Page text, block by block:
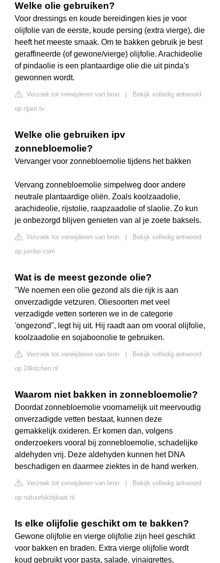
Welke olie gebruiken?
Voor dressings en koude bereidingen kies je voor
olijfolie van de eerste, koude persing (extra vierge), die
heeft het meeste smaak. Om te bakken gebruik je best
geraffineerde (of gewone/vierge) olijfolie. Arachideolie
of pindaolie is een plantaardige olie die uit pinda's
gewonnen wordt.
Verzoek tot verwijderen van bron
Bekijk volledig antwoord
op njam.tv
Welke olie gebruiken ipv
zonnebloemolie?
Vervanger voor zonnebloemolie tijdens het bakken
Vervang zonnebloemolie simpelweg door andere
neutrale plantaardige oliën. Zoals koolzaadolie,
arachideolie, rijstolie, raapzaadolie of slaolie. Zo kun
je onbezorgd blijven genieten van al je zoete baksels.
Verzoek tot verwijderen van bron
Bekijk volledig antwoord
op jumbo.com
Wat is de meest gezonde olie?
"We noemen een olie gezond als die rijk is aan
onverzadigde vetzuren. Oliesoorten met veel
verzadigde vetten sorteren we in de categorie
'ongezond", legt hij uit. Hij raadt aan om vooral olijfolie,
koolzaadolie en sojaboonolie te gebruiken.
Verzoek tot verwijderen van bron
Bekijk volledig antwoord
op 24kitchen.nl
Waarom niet bakken in zonnebloemolie?
Doordat zonnebloemolie voornamelijk uit meervoudig
onverzadigde vetten bestaat, kunnen deze
gemakkelijk oxideren. Er komen dan, volgens
onderzoekers vooral bij zonnebloemolie, schadelijke
aldehyden vrij. Deze aldehyden kunnen het DNA
beschadigen en daarmee ziektes in de hand werken.
Verzoek tot verwijderen van bron
Bekijk volledig antwoord
op natuurlijkbijkaat.nl
Is elke olijfolie geschikt om te bakken?
Gewone olijfolie en vierge olijfolie zijn heel geschikt
voor bakken en braden. Extra vierge olijfolie wordt
koud gebruikt voor pasta, salade, vinaigrettes,